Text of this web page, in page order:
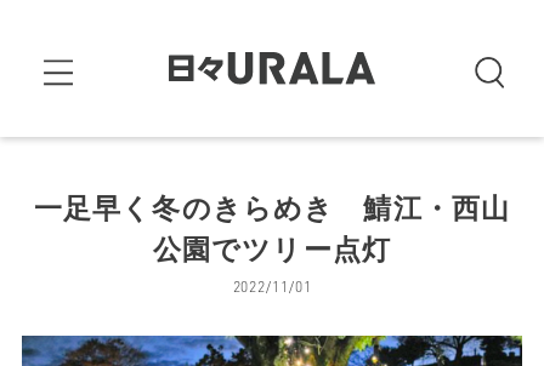
一足早く冬のきらめき 鯖江・西山
公園でツリー点灯
2022/11/01